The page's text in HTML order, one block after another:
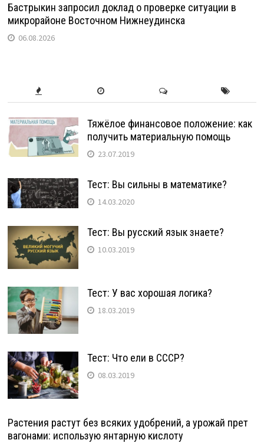
Бастрыкин запросил доклад о проверке ситуации в
микрорайоне Восточном Нижнеудинска
06.08.2026
Тяжёлое финансовое положение: как
получить материальную помощь
23.07.2019
Тест: Вы сильны в математике?
14.03.2020
Тест: Вы русский язык знаете?
10.03.2019
Тест: У вас хорошая логика?
18.03.2019
Тест: Что ели в СССР?
08.03.2019
Растения растут без всяких удобрений, а урожай прет
вагонами: использую янтарную кислоту